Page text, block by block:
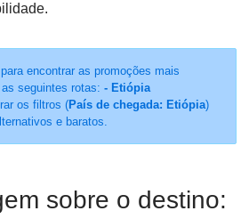
encontrar as promoções mais
seguintes rotas: - Etiópia
os filtros (País de chegada: Etiópia)
e baratos.
sobre o destino: